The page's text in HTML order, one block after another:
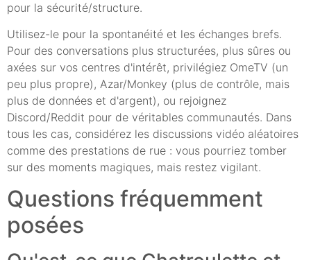
pour la sécurité/structure.
Utilisez-le pour la spontanéité et les échanges brefs.
Pour des conversations plus structurées, plus sûres ou
axées sur vos centres d'intérêt, privilégiez OmeTV (un
peu plus propre), Azar/Monkey (plus de contrôle, mais
plus de données et d'argent), ou rejoignez
Discord/Reddit pour de véritables communautés. Dans
tous les cas, considérez les discussions vidéo aléatoires
comme des prestations de rue : vous pourriez tomber
sur des moments magiques, mais restez vigilant.
Questions fréquemment
posées